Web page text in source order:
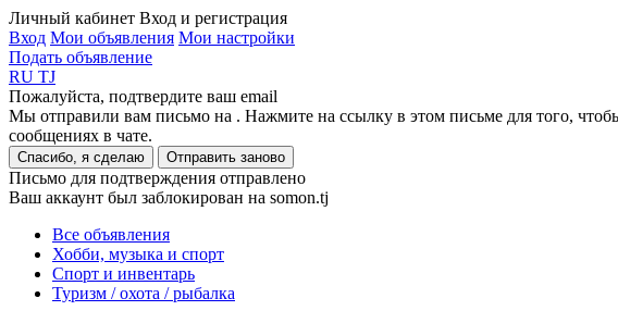
Личный кабинет Вход и регистрация
Вход Мои объявления Мои настройки
Подать объявление
RU TJ
Пожалуйста, подтвердите ваш email
Мы отправили вам письмо на . Нажмите на ссылку в этом письме для того,
сообщениях в чате.
Спасибо, я сделаю Отправить заново
Письмо для подтверждения отправлено
Ваш аккаунт был заблокирован на somon.tj
Все объявления
Хобби, музыка и спорт
Спорт и инвентарь
Туризм / охота / рыбалка